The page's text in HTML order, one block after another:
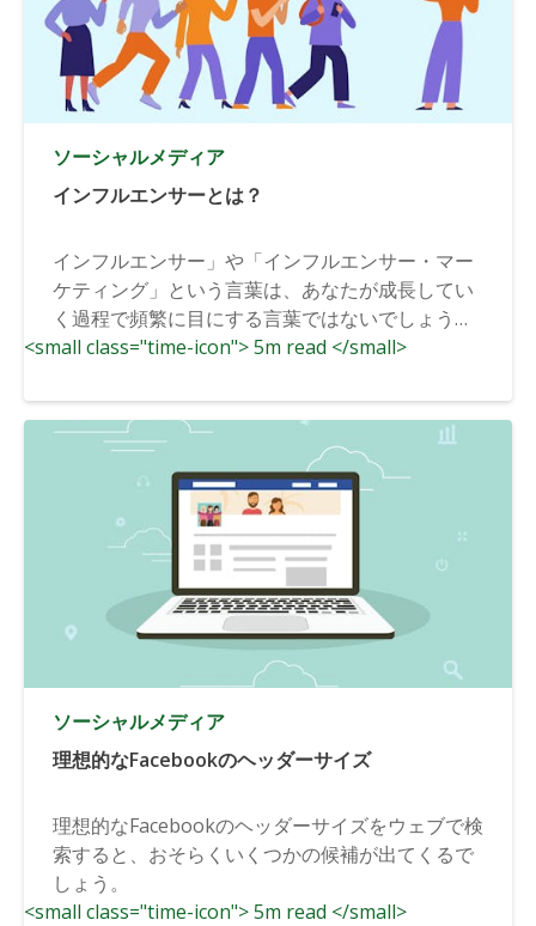
ソーシャルメディア
インフルエンサーとは？
インフルエンサー」や「インフルエンサー・マー
ケティング」という言葉は、あなたが成長してい
く過程で頻繁に目にする言葉ではないでしょう
か。
<small class="time-icon"> 5m read </small>
ソーシャルメディア
理想的なFacebookのヘッダーサイズ
理想的なFacebookのヘッダーサイズをウェブで検
索すると、おそらくいくつかの候補が出てくるで
しょう。
<small class="time-icon"> 5m read </small>